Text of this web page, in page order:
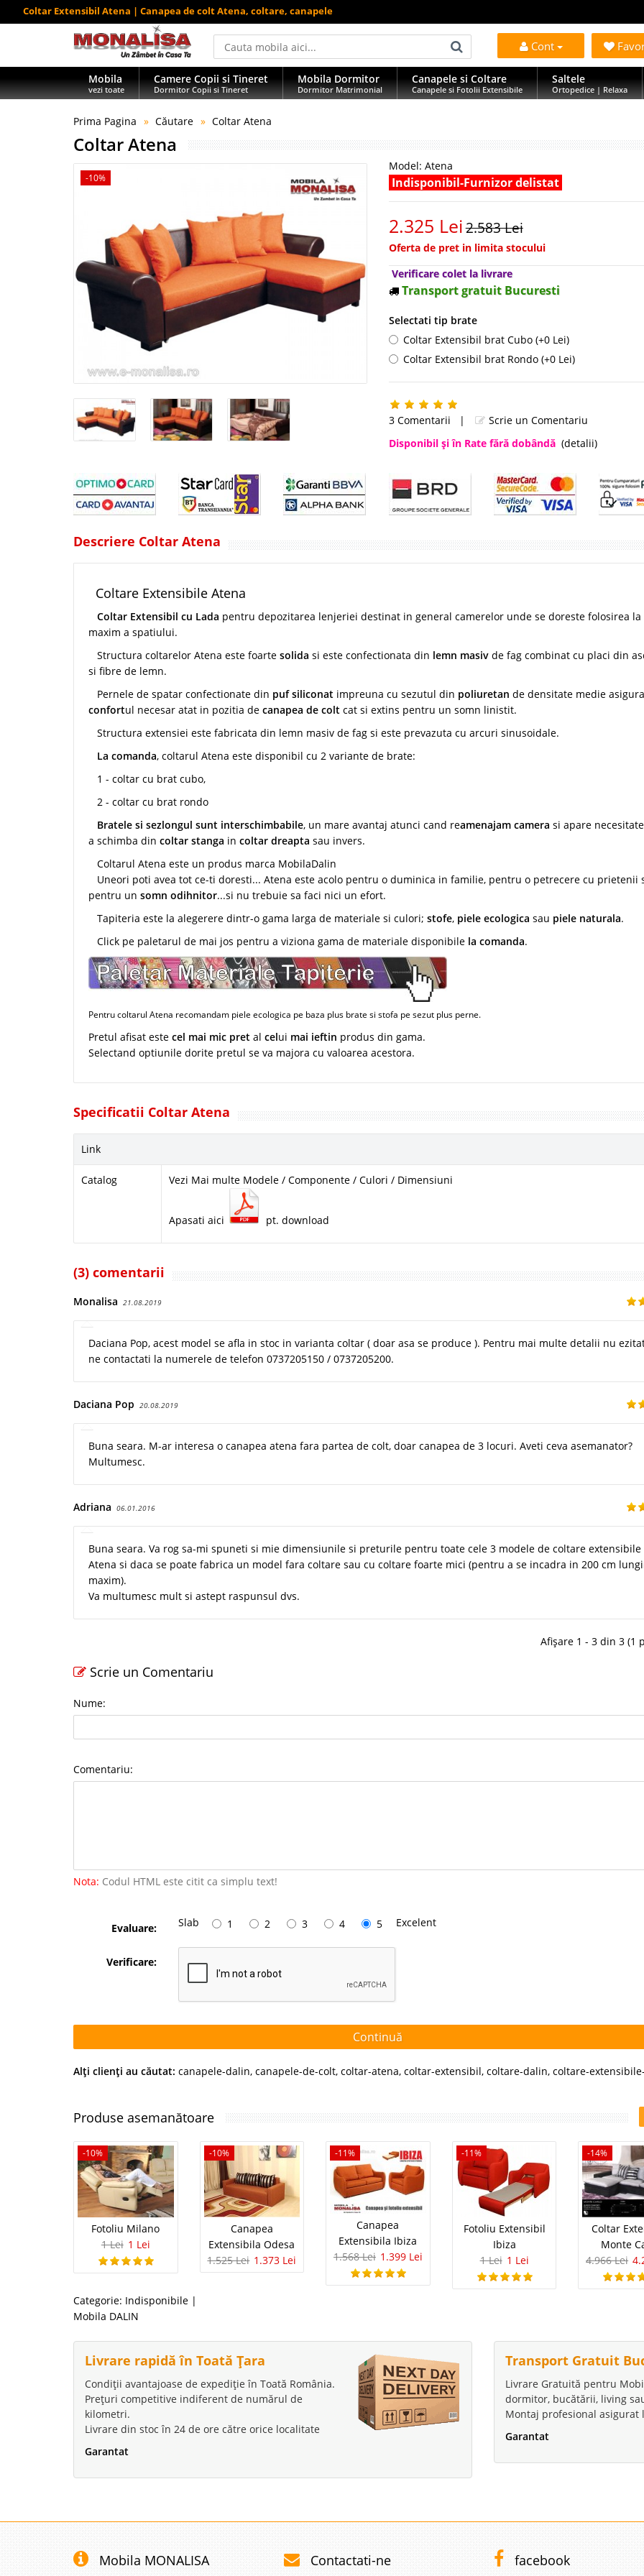
Coltar Extensibil Atena | Canapea de colt Atena, coltare, canapele
Cont
Mobila
vezi toate
Camere Copii si Tineret
Dormitor Copii si Tineret
Mobila Dormitor
Dormitor Matrimonial
Canapele si Coltare
Canapele si Fotolii Extensibile
Saltele
Ortopedice | Relaxa
Prima Pagina Căutare Coltar Atena
Coltar Atena
-10%
Model: Atena
Indisponibil-Furnizor delistat
2.325 Lei2.583 Lei
Oferta de pret in limita stocului
Verificare colet la livrare
Transport gratuit Bucuresti
Selectati tip brate
Coltar Extensibil brat Cubo (+0 Lei)
Coltar Extensibil brat Rondo (+0 Lei)
3 Comentarii |
Scrie un Comentariu
Disponibil şi în Rate fără dobândă (detalii)
Descriere Coltar Atena
Coltare Extensibile Atena
Coltar Extensibil cu Lada pentru depozitarea lenjeriei destinat in general camerelor unde se doreste folosirea la
maxim a spatiului.
Structura coltarelor Atena este foarte solida si este confectionata din lemn masiv de fag combinat cu placi din
si fibre de lemn.
Pernele de spatar confectionate din puf siliconat impreuna cu sezutul din poliuretan de densitate medie asigura
confortul necesar atat in pozitia de canapea de colt cat si extins pentru un somn linistit.
Structura extensiei este fabricata din lemn masiv de fag si este prevazuta cu arcuri sinusoidale.
La comanda, coltarul Atena este disponibil cu 2 variante de brate:
1 - coltar cu brat cubo,
2 - coltar cu brat rondo
Bratele si sezlongul sunt interschimbabile, un mare avantaj atunci cand reamenajam camera si apare
a schimba din coltar stanga in coltar dreapta sau invers.
Coltarul Atena este un produs marca MobilaDalin
Uneori poti avea tot ce-ti doresti... Atena este acolo pentru o duminica in familie, pentru o petrecere cu prietenii
pentru un somn odihnitor...si nu trebuie sa faci nici un efort.
Tapiteria este la alegerere dintr-o gama larga de materiale si culori; stofe, piele ecologica sau piele naturala.
Click pe paletarul de mai jos pentru a viziona gama de materiale disponibile la comanda.
Pentru coltarul Atena recomandam piele ecologica pe baza plus brate si stofa pe sezut plus perne.
Pretul afisat este cel mai mic pret al celui mai ieftin produs din gama.
Selectand optiunile dorite pretul se va majora cu valoarea acestora.
Specificatii Coltar Atena
Link
Catalog Vezi Mai multe Modele / Componente / Culori / Dimensiuni
Apasati aici pt. download
(3) comentarii
Monalisa 21.08.2019
Daciana Pop, acest model se afla in stoc in varianta coltar ( doar asa se produce ). Pentru mai multe detalii nu
ne contactati la numerele de telefon 0737205150 / 0737205200.
Daciana Pop 20.08.2019
Buna seara. M-ar interesa o canapea atena fara partea de colt, doar canapea de 3 locuri. Aveti ceva asemanator?
Multumesc.
Adriana 06.01.2016
Buna seara. Va rog sa-mi spuneti si mie dimensiunile si preturile pentru toate cele 3 modele de coltare extensibile
Atena si daca se poate fabrica un model fara coltare sau cu coltare foarte mici (pentru a se incadra in 200 cm
maxim).
Va multumesc mult si astept raspunsul dvs.
Afișare 1 - 3 din 3 (1
Scrie un Comentariu
Nume:
Comentariu:
Nota: Codul HTML este citit ca simplu text!
Evaluare: Slab 1 2 3 4 5 Excelent
Verificare:
Continuă
Alţi clienţi au căutat: canapele-dalin, canapele-de-colt, coltar-atena, coltar-extensibil, coltare-dalin, coltare-
Produse asemanătoare
-10%
Fotoliu Milano
1 Lei 1 Lei
-10%
Canapea
Extensibila Odesa
1.525 Lei 1.373 Lei
-11%
Canapea
Extensibila Ibiza
1.568 Lei 1.399 Lei
-11%
Fotoliu Extensibil
Ibiza
1 Lei 1 Lei
-14%
Coltar
Monte
4.966 Lei
Categorie: Indisponibile |
Mobila DALIN
Livrare rapidă în Toată Țara
Condiții avantajoase de expediție în Toată România.
Prețuri competitive indiferent de numărul de
kilometri.
Livrare din stoc în 24 de ore către orice localitate
Garantat
Transport Gratuit
Livrare Gratuită pentru
dormitor, bucătării, living
Montaj profesional asigurat
Garantat
Mobila MONALISA Contactati-ne facebook